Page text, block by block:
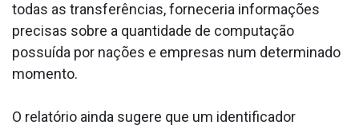
todas as transferências, forneceria informações
precisas sobre a quantidade de computação
possuída por nações e empresas num determinado
momento.
O relatório ainda sugere que um identificador